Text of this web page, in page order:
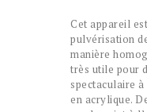
Cet appareil
pulvérisation
manière
très utile pour
spectaculaire
en acrylique.